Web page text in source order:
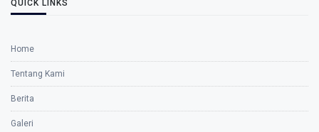
QUICK LINKS
Home
Tentang Kami
Berita
Galeri